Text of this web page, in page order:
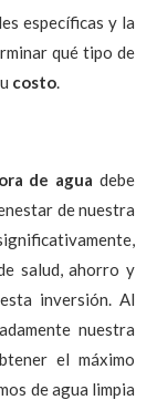
específicas y la
qué tipo de
costo.
de agua debe
de nuestra
salud, ahorro y
inversión. Al
nuestra
el máximo
de agua limpia